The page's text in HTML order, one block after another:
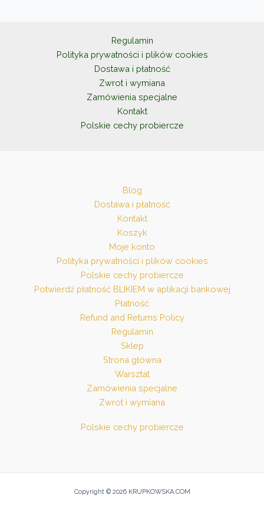
na
stronie
produktu
Regulamin
Polityka prywatności i plików cookies
Dostawa i płatność
Zwrot i wymiana
Zamówienia specjalne
Kontakt
Polskie cechy probiercze
Blog
Dostawa i płatność
Kontakt
Koszyk
Moje konto
Polityka prywatności i plików cookies
Polskie cechy probiercze
Potwierdź płatność BLIKIEM w aplikacji bankowej
Płatność
Refund and Returns Policy
Regulamin
Sklep
Strona główna
Warsztat
Zamówienia specjalne
Zwrot i wymiana
Polskie cechy probiercze
Copyright © 2026 KRUPKOWSKA.COM